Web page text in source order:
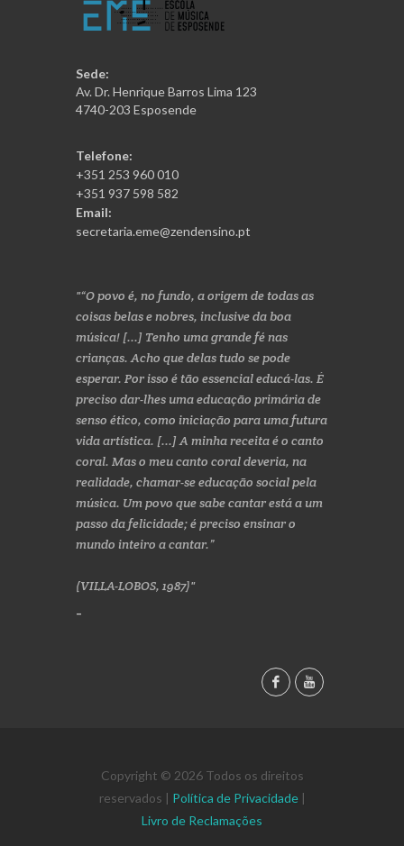
Sede:
Av. Dr. Henrique Barros Lima 123
4740-203 Esposende
Telefone:
+351 253 960 010
+351 937 598 582
Email:
secretaria.eme@zendensino.pt
“O povo é, no fundo, a origem de todas as
coisas belas e nobres, inclusive da boa
música! [...] Tenho uma grande fé nas
crianças. Acho que delas tudo se pode
esperar. Por isso é tão essencial educá-las. É
preciso dar-lhes uma educação primária de
senso ético, como iniciação para uma futura
vida artística. [...] A minha receita é o canto
coral. Mas o meu canto coral deveria, na
realidade, chamar-se educação social pela
música. Um povo que sabe cantar está a um
passo da felicidade; é preciso ensinar o
mundo inteiro a cantar.”
(VILLA-LOBOS, 1987)
Copyright © 2026 Todos os direitos
reservados | Política de Privacidade|
Livro de Reclamações